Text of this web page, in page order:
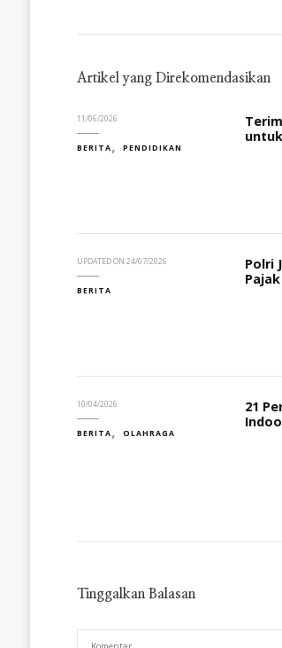
Artikel yang Direkomendasikan
11/06/2026
BERITA PENDIDIKAN
UPDATED ON 24/07/2026
BERITA
Polri
Pajak
10/04/2026
BERITA OLAHRAGA
21
Tinggalkan Balasan